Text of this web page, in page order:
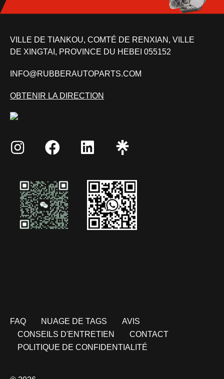
VILLE DE TIANKOU, COMTÉ DE RENXIAN, VILLE
DE XINGTAI, PROVINCE DU HEBEI 055152
INFO@RUBBERAUTOPARTS.COM
OBTENIR LA DIRECTION
FAQ NUAGE DE TAGS
AVIS
CONSEILS D'ENTRETIEN
CONTACT
POLITIQUE DE CONFIDENTIALITÉ